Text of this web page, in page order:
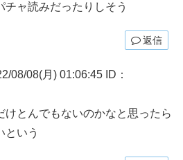
ャ読みだったりしそう
返信
08/08(月) 01:06:45 ID：
けとんでもないのかなと思ったら
という